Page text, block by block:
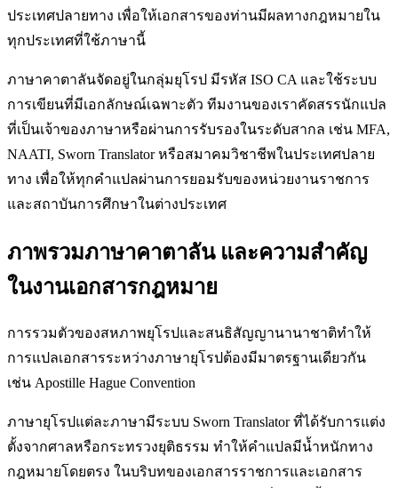
ประเทศปลายทาง เพื่อให้เอกสารของท่านมีผลทางกฎหมายใน
ทุกประเทศที่ใช้ภาษานี้
ภาษาคาตาลันจัดอยู่ในกลุ่มยุโรป มีรหัส ISO CA และใช้ระบบ
การเขียนที่มีเอกลักษณ์เฉพาะตัว ทีมงานของเราคัดสรรนักแปล
ที่เป็นเจ้าของภาษาหรือผ่านการรับรองในระดับสากล เช่น MFA,
NAATI, Sworn Translator หรือสมาคมวิชาชีพในประเทศปลาย
ทาง เพื่อให้ทุกคำแปลผ่านการยอมรับของหน่วยงานราชการ
และสถาบันการศึกษาในต่างประเทศ
ภาพรวมภาษาคาตาลัน และความสำคัญ
ในงานเอกสารกฎหมาย
การรวมตัวของสหภาพยุโรปและสนธิสัญญานานาชาติทำให้
การแปลเอกสารระหว่างภาษายุโรปต้องมีมาตรฐานเดียวกัน
เช่น Apostille Hague Convention
ภาษายุโรปแต่ละภาษามีระบบ Sworn Translator ที่ได้รับการแต่ง
ตั้งจากศาลหรือกระทรวงยุติธรรม ทำให้คำแปลมีน้ำหนักทาง
กฎหมายโดยตรง ในบริบทของเอกสารราชการและเอกสาร